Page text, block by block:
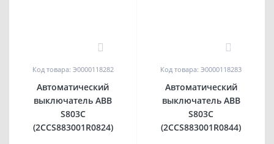
Код товара: Э0000118282
Автоматический
выключатель ABB
S803С
(2CCS883001R0824)
Код товара: Э0000118283
Автоматический
выключатель ABB
S803С
(2CCS883001R0844)